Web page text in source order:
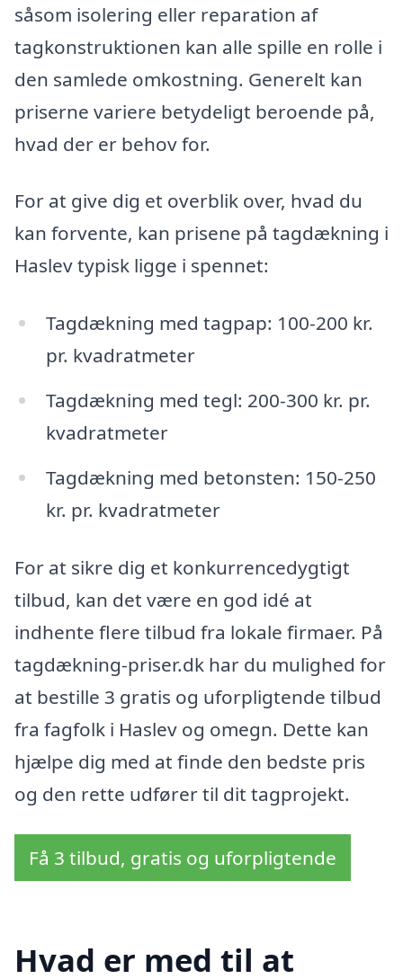
såsom isolering eller reparation af
tagkonstruktionen kan alle spille en rolle i
den samlede omkostning. Generelt kan
priserne variere betydeligt beroende på,
hvad der er behov for.
For at give dig et overblik over, hvad du
kan forvente, kan prisene på tagdækning i
Haslev typisk ligge i spennet:
Tagdækning med tagpap: 100-200 kr.
pr. kvadratmeter
Tagdækning med tegl: 200-300 kr. pr.
kvadratmeter
Tagdækning med betonsten: 150-250
kr. pr. kvadratmeter
For at sikre dig et konkurrencedygtigt
tilbud, kan det være en god idé at
indhente flere tilbud fra lokale firmaer. På
tagdækning-priser.dk har du mulighed for
at bestille 3 gratis og uforpligtende tilbud
fra fagfolk i Haslev og omegn. Dette kan
hjælpe dig med at finde den bedste pris
og den rette udfører til dit tagprojekt.
Få 3 tilbud, gratis og uforpligtende
Hvad er med til at